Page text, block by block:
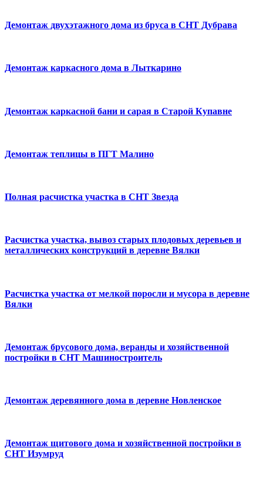
Демонтаж двухэтажного дома из бруса в СНТ Дубрава
Демонтаж каркасного дома в Лыткарино
Демонтаж каркасной бани и сарая в Старой Купавне
Демонтаж теплицы в ПГТ Малино
Полная расчистка участка в СНТ Звезда
Расчистка участка, вывоз старых плодовых деревьев и
металлических конструкций в деревне Вялки
Расчистка участка от мелкой поросли и мусора в деревне
Вялки
Демонтаж брусового дома, веранды и хозяйственной
постройки в СНТ Машиностроитель
Демонтаж деревянного дома в деревне Новленское
Демонтаж щитового дома и хозяйственной постройки в
СНТ Изумруд